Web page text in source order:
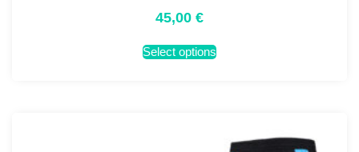
45,00 €
Select options